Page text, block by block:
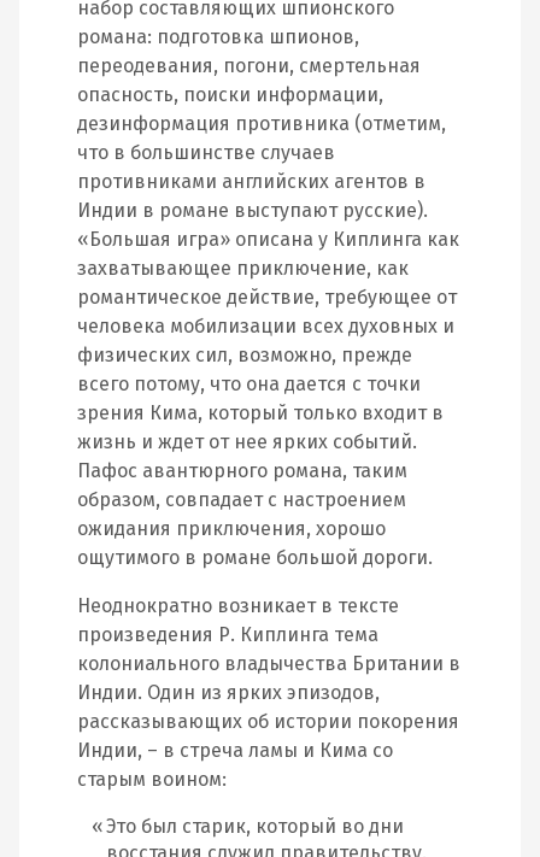
набор составляющих шпионского
романа: подготовка шпионов,
переодевания, погони, смертельная
опасность, поиски информации,
дезинформация противника (отметим,
что в большинстве случаев
противниками английских агентов в
Индии в романе выступают русские).
«Большая игра» описана у Киплинга как
захватывающее приключение, как
романтическое действие, требующее от
человека мобилизации всех духовных и
физических сил, возможно, прежде
всего потому, что она дается с точки
зрения Кима, который только входит в
жизнь и ждет от нее ярких событий.
Пафос авантюрного романа, таким
образом, совпадает с настроением
ожидания приключения, хорошо
ощутимого в романе большой дороги.
Неоднократно возникает в тексте
произведения Р. Киплинга тема
колониального владычества Британии в
Индии. Один из ярких эпизодов,
рассказывающих об истории покорения
Индии, – в стреча ламы и Кима со
старым воином:
Это был старик, который во дни